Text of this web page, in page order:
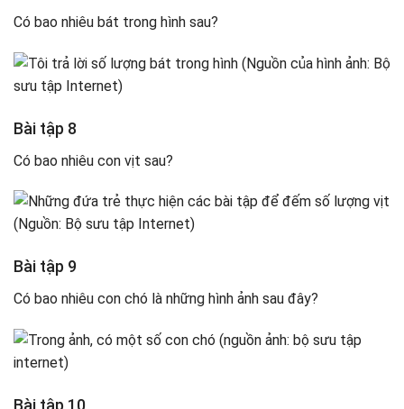
Có bao nhiêu bát trong hình sau?
Bài tập 8
Có bao nhiêu con vịt sau?
Bài tập 9
Có bao nhiêu con chó là những hình ảnh sau đây?
Bài tập 10